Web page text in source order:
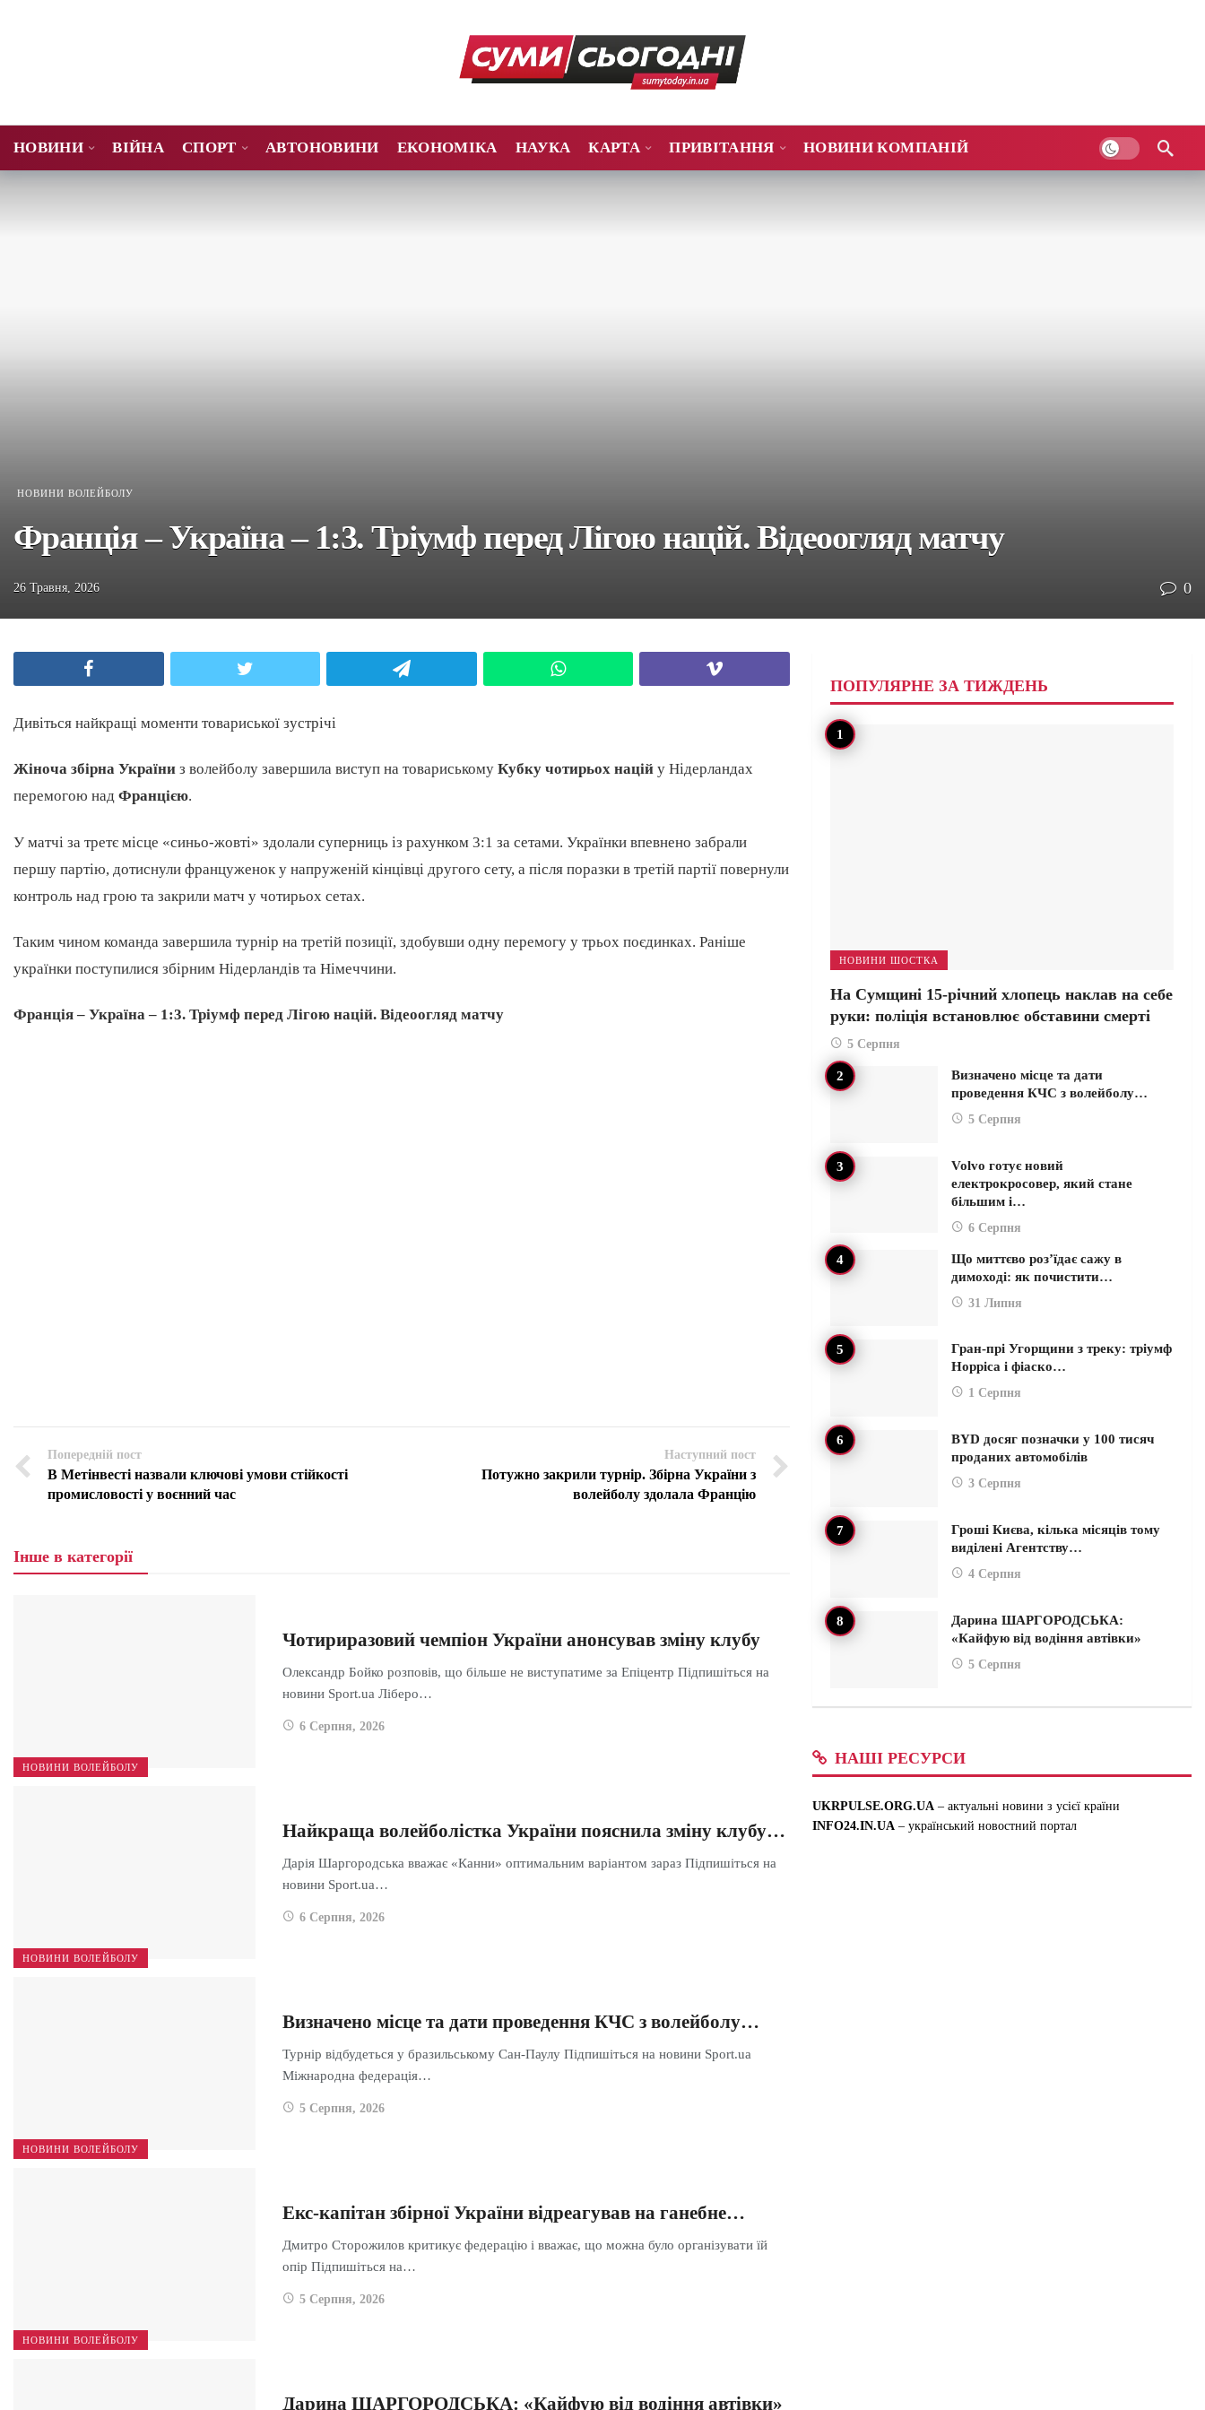
НОВИНИ ВІЙНА СПОРТ АВТОНОВИНИ ЕКОНОМІКА НАУКА КАРТА ПРИВІТАННЯ НОВИНИ КОМПАНІЙ
НОВИНИ ВОЛЕЙБОЛУ
Франція – Україна – 1:3. Тріумф перед Лігою націй. Відеоогляд матчу
26 Травня, 2026 0
Дивіться найкращі моменти товариської зустрічі
Жіноча збірна України з волейболу завершила виступ на товариському Кубку чотирьох націй у Нідерландах
перемогою над Францією.
У матчі за третє місце «синьо-жовті» здолали суперниць із рахунком 3:1 за сетами. Українки впевнено забрали
першу партію, дотиснули француженок у напруженій кінцівці другого сету, а після поразки в третій партії повернули
контроль над грою та закрили матч у чотирьох сетах.
Таким чином команда завершила турнір на третій позиції, здобувши одну перемогу у трьох поєдинках. Раніше
українки поступилися збірним Нідерландів та Німеччини.
Франція – Україна – 1:3. Тріумф перед Лігою націй. Відеоогляд матчу
Попередній пост
В Метінвесті назвали ключові умови стійкості
промисловості у воєнний час
Наступний пост
Потужно закрили турнір. Збірна України з
волейболу здолала Францію
Інше в категорії
НОВИНИ ВОЛЕЙБОЛУ
Чотириразовий чемпіон України анонсував зміну клубу
Олександр Бойко розповів, що більше не виступатиме за Епіцентр Підпишіться на
новини Sport.ua Ліберо…
6 Серпня, 2026
НОВИНИ ВОЛЕЙБОЛУ
Найкраща волейболістка України пояснила зміну клубу…
Дарія Шаргородська вважає «Канни» оптимальним варіантом зараз Підпишіться на
новини Sport.ua…
6 Серпня, 2026
НОВИНИ ВОЛЕЙБОЛУ
Визначено місце та дати проведення КЧС з волейболу…
Турнір відбудеться у бразильському Сан-Паулу Підпишіться на новини Sport.ua
Міжнародна федерація…
5 Серпня, 2026
НОВИНИ ВОЛЕЙБОЛУ
Екс-капітан збірної України відреагував на ганебне…
Дмитро Сторожилов критикує федерацію і вважає, що можна було організувати їй
опір Підпишіться на…
5 Серпня, 2026
Дарина ШАРГОРОДСЬКА: «Кайфую від водіння автівки»
ПОПУЛЯРНЕ ЗА ТИЖДЕНЬ
НОВИНИ ШОСТКА
На Сумщині 15-річний хлопець наклав на себе
руки: поліція встановлює обставини смерті
5 Серпня
Визначено місце та дати
проведення КЧС з волейболу…
5 Серпня
Volvo готує новий
електрокросовер, який стане
більшим і…
6 Серпня
Що миттєво роз’їдає сажу в
димоході: як почистити…
31 Липня
Гран-прі Угорщини з треку: тріумф
Норріса і фіаско…
1 Серпня
BYD досяг позначки у 100 тисяч
проданих автомобілів
3 Серпня
Гроші Києва, кілька місяців тому
виділені Агентству…
4 Серпня
Дарина ШАРГОРОДСЬКА:
«Кайфую від водіння автівки»
5 Серпня
НАШІ РЕСУРСИ
UKRPULSE.ORG.UA – актуальні новини з усієї країни
INFO24.IN.UA – український новостний портал